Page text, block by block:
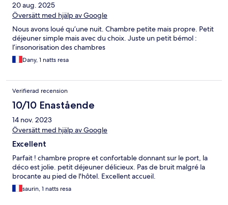
20 aug. 2025
Översätt med hjälp av Google
Nous avons loué qu’une nuit. Chambre petite mais propre. Petit
déjeuner simple mais avec du choix. Juste un petit bémol :
l’insonorisation des chambres
Dany, 1 natts resa
Verifierad recension
10/10 Enastående
14 nov. 2023
Översätt med hjälp av Google
Excellent
Parfait ! chambre propre et confortable donnant sur le port, la
déco est jolie. petit déjeuner délicieux. Pas de bruit malgré la
brocante au pied de l'hôtel. Excellent accueil.
saurin, 1 natts resa